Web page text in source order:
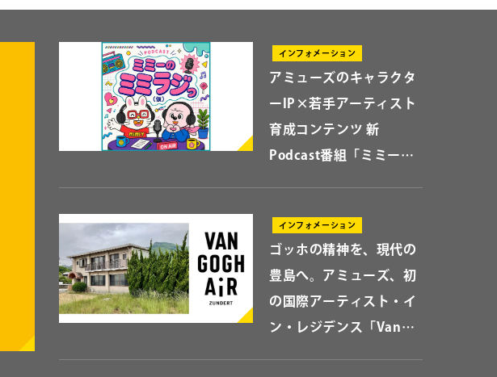
CONTACT お問い合わせ
イベント
ARTIST INFORMATION
アーティストを選ぶ
インフォメーション
アミューズのキャラクタ
ーIP×若手アーティスト
育成コンテンツ 新
Podcast番組「ミミーの
ト！
インフォメーション
ゴッホの精神を、現代の
豊島へ。アミューズ、初
の国際アーティスト・イ
ン・レジデンス「Van